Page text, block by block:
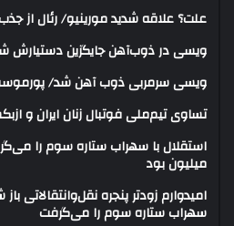
علت؟ علاقه شدید مورینیو/ رئال از
ویسی در ذوب‌آهن جایگزین دستیارش
ویسی سرمربی ذوب آهن شد/ پورموسوی پس از ۳
تساوی تیم‌ملی فوتبال زنان ایران و
میلیون بود
امیدوارم زودتر پنجره نقل‌وانتقالاتی
سهراب ستاره سوم را می‌گرفت